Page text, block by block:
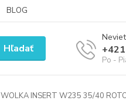
BLOG
Hľadať
Po -
WOLKA INSERT W235 35/40